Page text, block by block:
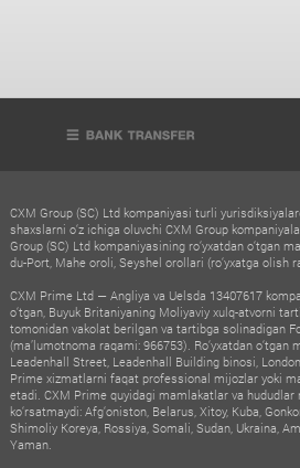
CXM Group (SC) Ltd kompaniyasi turli
shaxslarni o‘z ichiga oluvchi CXM Group
Group (SC) Ltd kompaniyasining ro‘yxatdan o‘tgan
du-Port, Mahe oroli, Seyshel orollari (ro‘yxatga olish
CXM Prime Ltd — Angliya va Uelsda 13407617
o‘tgan, Buyuk Britaniyaning Moliyaviy xulq-atvorni
tomonidan vakolat berilgan va tartibga solinadigan
(ma’lumotnoma raqami: 966753). Ro‘yxatdan
Leadenhall Street, Leadenhall Building binosi,
Prime xizmatlarni faqat professional mijozlar yoki
etadi. CXM Prime quyidagi mamlakatlar va
ko‘rsatmaydi: Afg‘oniston, Belarus, Xitoy, Kuba,
Shimoliy Koreya, Rossiya, Somali, Sudan, Ukraina,
Yaman.